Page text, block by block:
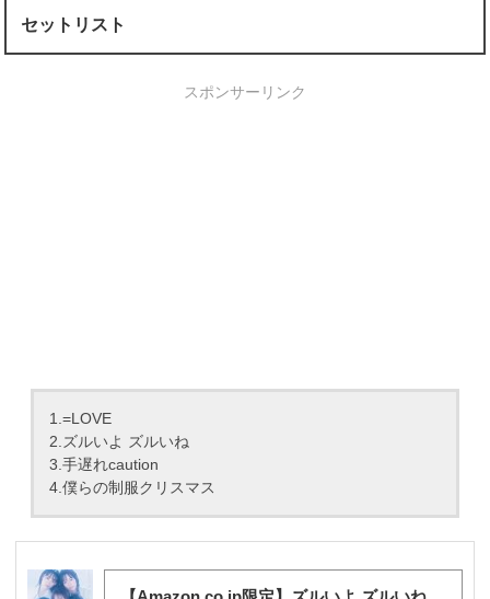
セットリスト
スポンサーリンク
1.=LOVE
2.ズルいよ ズルいね
3.手遅れcaution
4.僕らの制服クリスマス